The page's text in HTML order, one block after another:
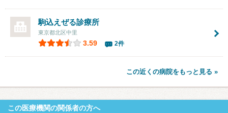
駒込えぜる診療所
東京都北区中里
3.59 2件
この近くの病院をもっと見る »
この医療機関の関係者の方へ